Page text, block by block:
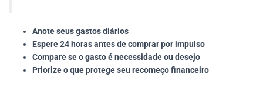
Anote seus gastos diários
Espere 24 horas antes de comprar por impulso
Compare se o gasto é necessidade ou desejo
Priorize o que protege seu recomeço financeiro